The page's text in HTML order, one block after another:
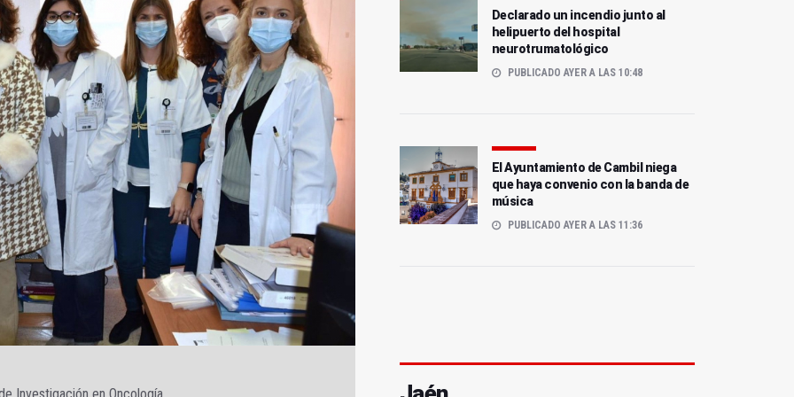
Investigación en Oncología.
Declarado un incendio junto al
helipuerto del hospital
neurotrumatológico
PUBLICADO AYER A LAS 10:48
El Ayuntamiento de Cambil niega
que haya convenio con la banda de
música
PUBLICADO AYER A LAS 11:36